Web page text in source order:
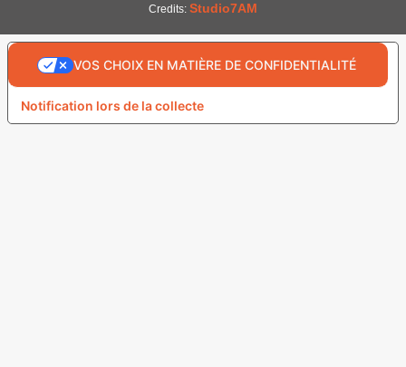
Credits: Studio7AM
Notification lors de la collecte
VOS CHOIX EN MATIÈRE DE CONFIDENTIALITÉ